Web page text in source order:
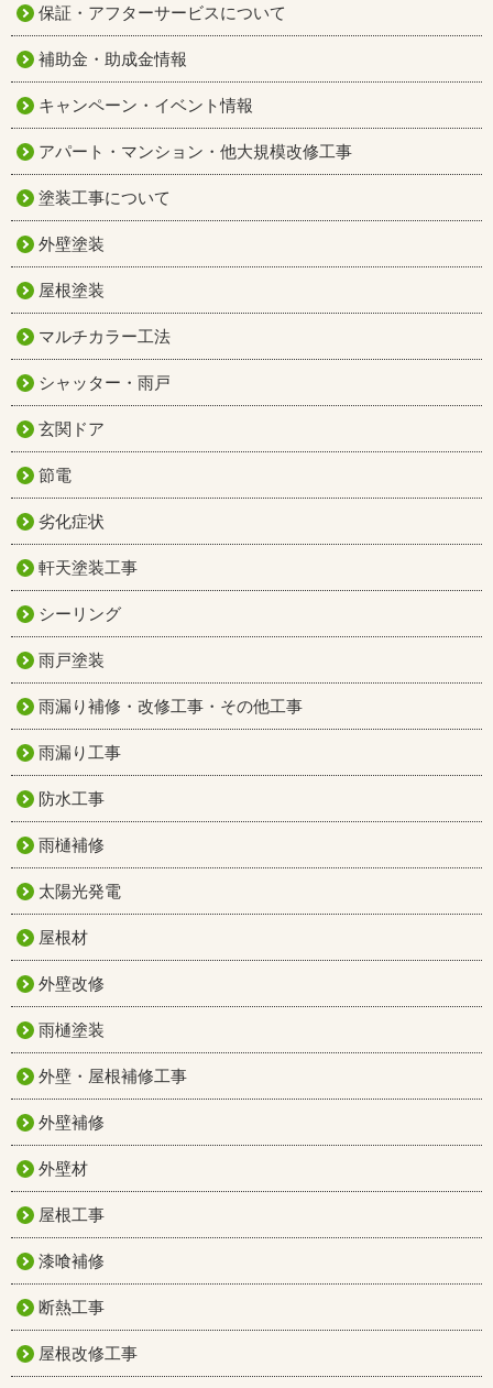
保証・アフターサービスについて
補助金・助成金情報
キャンペーン・イベント情報
アパート・マンション・他大規模改修工事
塗装工事について
外壁塗装
屋根塗装
マルチカラー工法
シャッター・雨戸
玄関ドア
節電
劣化症状
軒天塗装工事
シーリング
雨戸塗装
雨漏り補修・改修工事・その他工事
雨漏り工事
防水工事
雨樋補修
太陽光発電
屋根材
外壁改修
雨樋塗装
外壁・屋根補修工事
外壁補修
外壁材
屋根工事
漆喰補修
断熱工事
屋根改修工事